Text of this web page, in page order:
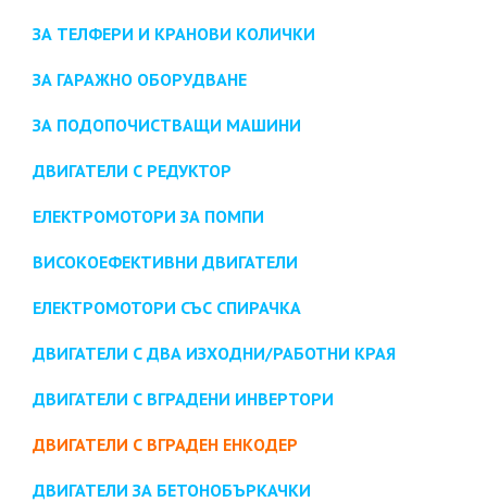
ЗА ТЕЛФЕРИ И КРАНОВИ КОЛИЧКИ
ЗА ГАРАЖНО ОБОРУДВАНЕ
ЗА ПОДОПОЧИСТВАЩИ МАШИНИ
ДВИГАТЕЛИ С РЕДУКТОР
ЕЛЕКТРОМОТОРИ ЗА ПОМПИ
ВИСОКОЕФЕКТИВНИ ДВИГАТЕЛИ
ЕЛЕКТРОМОТОРИ СЪС СПИРАЧКА
ДВИГАТЕЛИ С ДВА ИЗХОДНИ/РАБОТНИ КРАЯ
ДВИГАТЕЛИ С ВГРАДЕНИ ИНВЕРТОРИ
ДВИГАТЕЛИ С ВГРАДЕН ЕНКОДЕР
ДВИГАТЕЛИ ЗА БЕТОНОБЪРКАЧКИ